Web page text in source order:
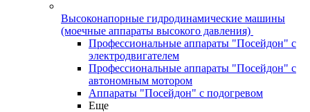
Высоконапорные гидродинамические машины
(моечные аппараты высокого давления)
Профессиональные аппараты "Посейдон" с
электродвигателем
Профессиональные аппараты "Посейдон" с
автономным мотором
Аппараты "Посейдон" с подогревом
Еще